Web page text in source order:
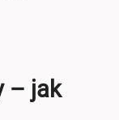
– jak